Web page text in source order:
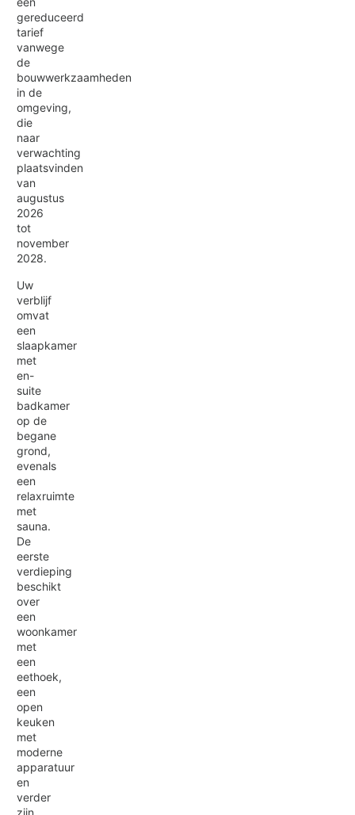
gereduceerd
tarief
vanwege
de
bouwwerkzaamheden
in de
omgeving,
die
naar
verwachting
plaatsvinden
van
augustus
2026
tot
november
2028.
Uw
verblijf
omvat
een
slaapkamer
met
en-
suite
badkamer
op de
begane
grond,
evenals
een
relaxruimte
met
sauna.
De
eerste
verdieping
beschikt
over
een
woonkamer
met
een
eethoek,
een
open
keuken
met
moderne
apparatuur
en
verder
zijn